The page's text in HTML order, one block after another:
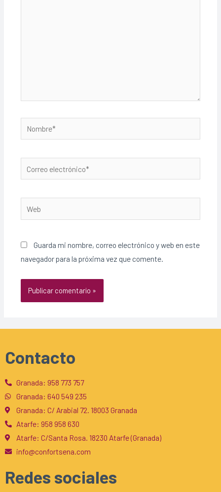
Guarda mi nombre, correo electrónico y web en este
navegador para la próxima vez que comente.
Contacto
Granada: 958 773 757
Granada: 640 549 235
Granada: C/ Arabial 72. 18003 Granada
Atarfe: 958 958 630
Atarfe: C/Santa Rosa. 18230 Atarfe (Granada)
info@confortsena.com
Redes sociales